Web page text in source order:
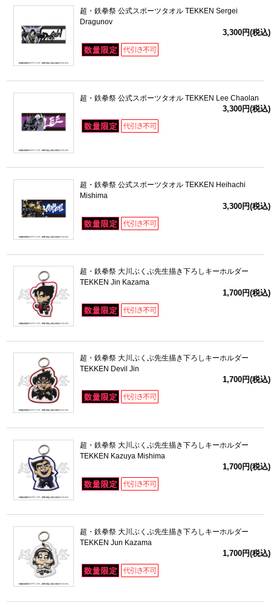
超・鉄拳祭 公式スポーツタオル TEKKEN Sergei
Dragunov
3,300円(税込)
超・鉄拳祭 公式スポーツタオル TEKKEN Lee Chaolan
3,300円(税込)
超・鉄拳祭 公式スポーツタオル TEKKEN Heihachi
Mishima
3,300円(税込)
超・鉄拳祭 大川ぶくぶ先生描き下ろしキーホルダー
TEKKEN Jin Kazama
1,700円(税込)
超・鉄拳祭 大川ぶくぶ先生描き下ろしキーホルダー
TEKKEN Devil Jin
1,700円(税込)
超・鉄拳祭 大川ぶくぶ先生描き下ろしキーホルダー
TEKKEN Kazuya Mishima
1,700円(税込)
超・鉄拳祭 大川ぶくぶ先生描き下ろしキーホルダー
TEKKEN Jun Kazama
1,700円(税込)